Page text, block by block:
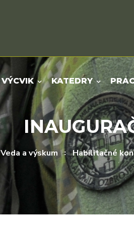
KATEDRY
Veda a výskum Habilitačné